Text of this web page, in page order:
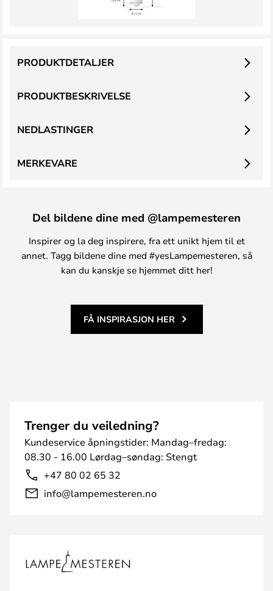
PRODUKTBESKRIVELSE
PRODUKTDETALJER
NEDLASTINGER
MERKEVARE
Del bildene dine med @lampemesteren
Inspirer og la deg inspirere, fra ett unikt hjem til et
annet. Tagg bildene dine med #yesLampemesteren, så
kan du kanskje se hjemmet ditt her!
FÅ INSPIRASJON HER
Trenger du veiledning?
Kundeservice åpningstider: Mandag–fredag:
08.30 - 16.00 Lørdag–søndag: Stengt
+47 80 02 65 32
info@lampemesteren.no